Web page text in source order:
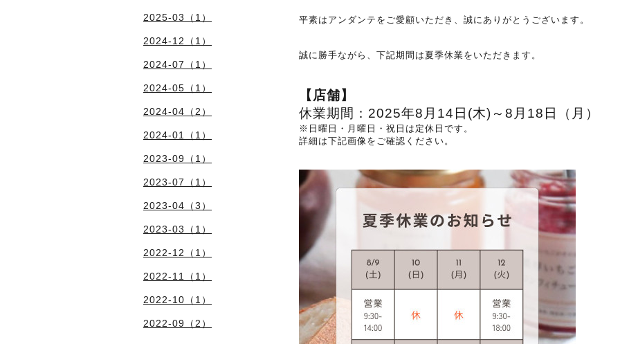
平素はアンダンテをご愛顧いただき、誠にありがとうございます。
誠に勝手ながら、下記期間は夏季休業をいただきます。
【店舗】
休業期間： 2025年8月14日(木)～8月 18日（月）
※日曜日・月曜日・祝日は定休日です。
詳細は下記画像をご確認ください。
2025-03（1）
2024-12（1）
2024-07（1）
2024-05（1）
2024-04（2）
2024-01（1）
2023-09（1）
2023-07（1）
2023-04（3）
2023-03（1）
2022-12（1）
2022-11（1）
2022-10（1）
2022-09（2）